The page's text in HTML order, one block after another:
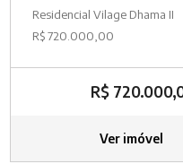
Residencial Vilage Dhama II
R$ 720.000,00
R$
Ver imóvel